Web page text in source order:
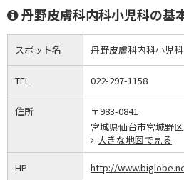
丹野皮膚科内科小児科の基
スポット名 丹野皮膚科内科小児科
TEL 022-297-1158
住所
〒983-0841
宮城県仙台市宮城野
大きな地図で見る
HP http://